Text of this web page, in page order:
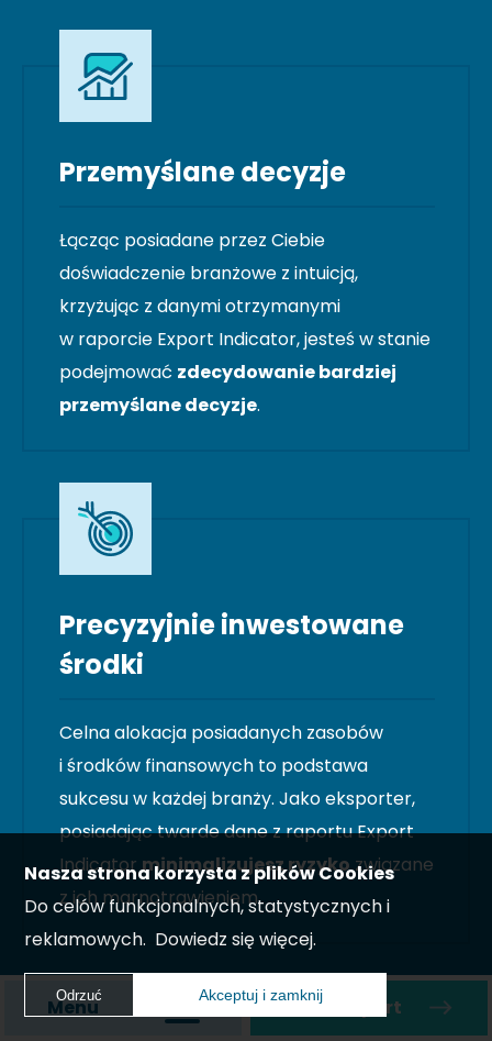
Przemyślane decyzje
Łącząc posiadane przez Ciebie
doświadczenie branżowe z intuicją,
krzyżując z danymi otrzymanymi
w raporcie Export Indicator, jesteś w stanie
podejmować zdecydowanie bardziej
przemyślane decyzje.
Precyzyjnie inwestowane
środki
Celna alokacja posiadanych zasobów
i środków finansowych to podstawa
sukcesu w każdej branży. Jako eksporter,
posiadając twarde dane z raportu Export
Indicatorminimalizujesz ryzykozwiązane
z ich marnotrawieniem.
Menu Zamów raport
Nasza strona korzysta z plików Cookies
Do celów funkcjonalnych, statystycznych i
reklamowych. Dowiedz się więcej.
Odrzuć Akceptuj i zamknij
Akceptuj i zamknij